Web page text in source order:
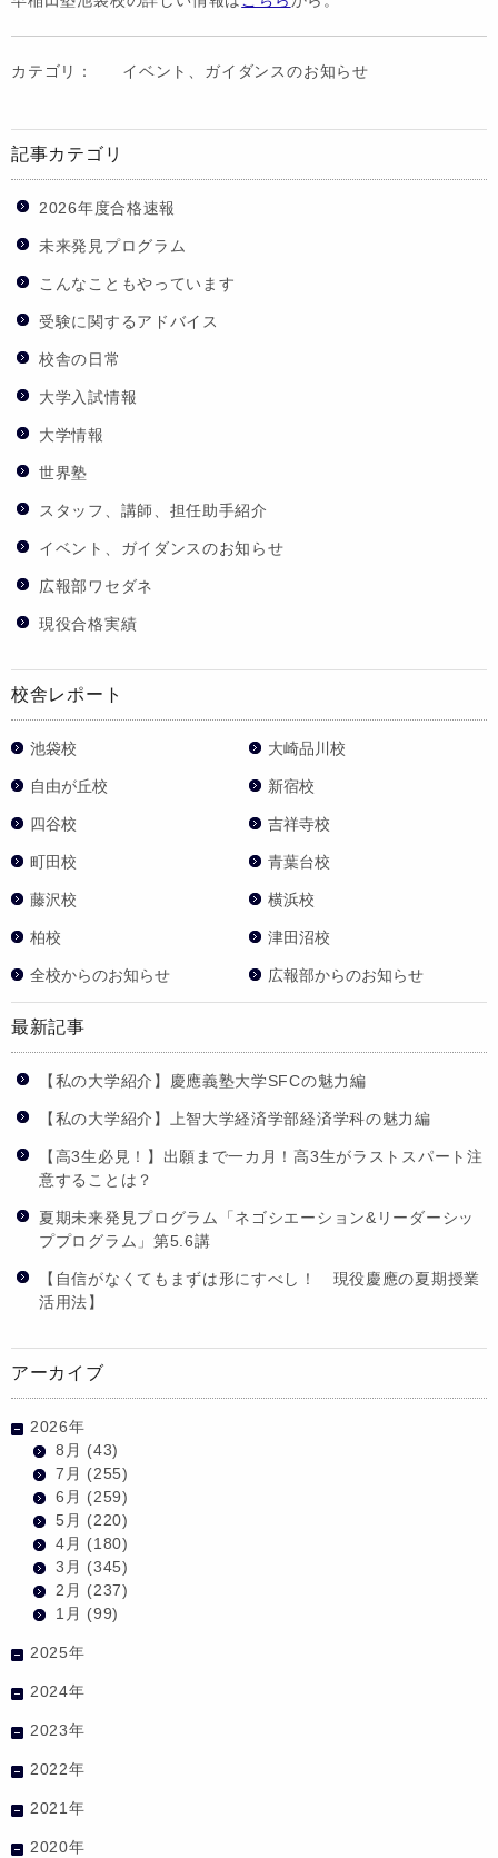
カテゴリ： イベント、ガイダンスのお知らせ
記事カテゴリ
2026年度合格速報
未来発見プログラム
こんなこともやっています
受験に関するアドバイス
校舎の日常
大学入試情報
大学情報
世界塾
スタッフ、講師、担任助手紹介
イベント、ガイダンスのお知らせ
広報部ワセダネ
現役合格実績
校舎レポート
池袋校 大崎品川校
自由が丘校 新宿校
四谷校 吉祥寺校
町田校 青葉台校
藤沢校 横浜校
柏校 津田沼校
全校からのお知らせ 広報部からのお知らせ
最新記事
【私の大学紹介】慶應義塾大学SFCの魅力編
【私の大学紹介】上智大学経済学部経済学科の魅力編
【高3生必見！】出願まで一カ月！高3生がラストスパート注
意することは？
夏期未来発見プログラム「ネゴシエーション&リーダーシッ
ププログラム」第5.6講
【自信がなくてもまずは形にすべし！ 現役慶應の夏期授業
活用法】
アーカイブ
2026年
8月 (43)
7月 (255)
6月 (259)
5月 (220)
4月 (180)
3月 (345)
2月 (237)
1月 (99)
2025年
2024年
2023年
2022年
2021年
2020年